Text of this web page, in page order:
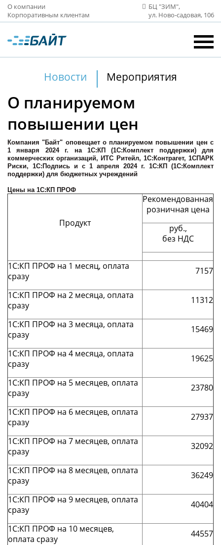
О компании
Корпоративным клиентам
БЦ "ЗИМ",
ул. Ново‑садовая, 106
Новости Мероприятия
О планируемом
повышении цен
Компания "Байт" оповещает о планируемом повышении цен с
1 января 2024 г. на 1С:КП (1С:Комплект поддержки) для
коммерческих организаций, ИТС Ритейл, 1С:Контрагет, 1СПАРК
Риски, 1С:Подпись и с 1 апреля 2024 г. 1С:КП (1С:Комплект
поддержки) для бюджетных учреждений
Цены на 1С:КП ПРОФ
Продукт
Рекомендованная
розничная цена
руб.,
без НДС
1С:КП ПРОФ на 1 месяц, оплата
сразу
7157
1С:КП ПРОФ на 2 месяца, оплата
сразу
11312
1С:КП ПРОФ на 3 месяца, оплата
сразу
15469
1С:КП ПРОФ на 4 месяца, оплата
сразу
19625
1С:КП ПРОФ на 5 месяцев, оплата
сразу
23780
1С:КП ПРОФ на 6 месяцев, оплата
сразу
27937
1С:КП ПРОФ на 7 месяцев, оплата
сразу
32092
1С:КП ПРОФ на 8 месяцев, оплата
сразу
36249
1С:КП ПРОФ на 9 месяцев, оплата
сразу
40404
1С:КП ПРОФ на 10 месяцев,
оплата сразу
44557